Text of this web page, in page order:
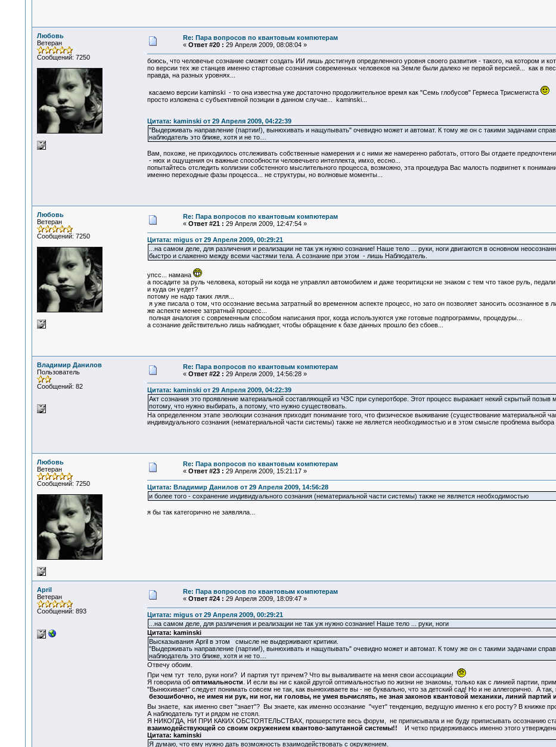
Любовь
Ветеран
Сообщений: 7250
Re: Пара вопросов по квантовым компютерам
« Ответ #20 : 29 Апреля 2009, 08:08:04 »
боюсь, что человечье сознание сможет создать ИИ лишь достигнув определенного уровня своего развития - такого, на котором и
по версии тех же станцев именно стартовые сознания современных человеков на Земле были далеко не первой версией... как в
правда, на разных уровнях...
касаемо версии kaminski - то она известна уже достаточно продолжительное время как "Семь глобусов" Гермеса Трисмегиста
просто изложена с субъективной позиции в данном случае... kaminski...
Цитата: kaminski от 29 Апреля 2009, 04:22:39
"Выдерживать направление (партии!), вынюхивать и нащупывать" очевидно может и автомат. К тому же он с такими задачами
наблюдатель это ближе, хотя и не то…
Вам, похоже, не приходилось отслеживать собственные намерения и с ними же намеренно работать, оттого Вы отдаете
- нюх и ощущения оч важные способности человечьего интеллекта, имхо, ессно...
попытайтесь отследить коллизии собстенного мыслительного процесса, возможно, эта процедура Вас малость подвигнет к
именно переходные фазы процесса... не структуры, но волновые моменты...
Любовь
Ветеран
Сообщений: 7250
Re: Пара вопросов по квантовым компютерам
« Ответ #21 : 29 Апреля 2009, 12:47:54 »
Цитата: migus от 29 Апреля 2009, 00:29:21
...на самом деле, для различения и реализации не так уж нужно сознание! Наше тело ... руки, ноги двигаются в основном
быстро и слаженно между всеми частями тела. А сознание при этом - лишь Наблюдатель.
упсс... намана
а посадите за руль человека, который ни когда не управлял автомобилем и даже теоритицски не знаком с тем что такое руль,
и куда он уедет?
потому не надо таких ляля...
я уже писала о том, что осознание весьма затратный во временном аспекте процесс, но зато он позволяет заносить осознанное
же аспекте менее затратный процесс...
полная аналогия с современным способом написания прог, когда используются уже готовые подпрограммы, процедуры...
а сознание действительно лишь наблюдает, чтобы обращение к базе данных прошло без сбоев...
Владимир Данилов
Пользователь
Сообщений: 82
Re: Пара вопросов по квантовым компютерам
« Ответ #22 : 29 Апреля 2009, 14:56:28 »
Цитата: kaminski от 29 Апреля 2009, 04:22:39
Акт сознания это проявление материальной составляющей из ЧЗС при суперотборе. Этот процесс выражает некий скрытый
потому, что нужно выбирать, а потому, что нужно существовать.
На определенном этапе эволюции сознания приходит понимание того, что физическое выживание (существование материальной
индивидуального сознания (нематериальной части системы) также не является необходимостью и в этом смысле проблема выбора
Любовь
Ветеран
Сообщений: 7250
Re: Пара вопросов по квантовым компютерам
« Ответ #23 : 29 Апреля 2009, 15:21:17 »
Цитата: Владимир Данилов от 29 Апреля 2009, 14:56:28
и более того - сохранение индивидуального сознания (нематериальной части системы) также не является необходимостью
я бы так категорично не заявляла...
April
Ветеран
Сообщений: 893
Re: Пара вопросов по квантовым компютерам
« Ответ #24 : 29 Апреля 2009, 18:09:47 »
Цитата: migus от 29 Апреля 2009, 00:29:21
...на самом деле, для различения и реализации не так уж нужно сознание! Наше тело ... руки, ноги
Цитата: kaminski
Высказывания April в этом смысле не выдерживают критики.
"Выдерживать направление (партии!), вынюхивать и нащупывать" очевидно может и автомат. К тому же он с такими задачами
наблюдатель это ближе, хотя и не то…
Отвечу обоим.
При чем тут тело, руки ноги? И партия тут причем? Что вы вываливаете на меня свои ассоциации!
Я говорила обоптимальности . И если вы ни с какой другой оптимальностью по жизни не знакомы, только как с линией партии,
"Вынюхивает" следует понимать совсем не так, как вынюхиваете вы - не буквально, что за детский сад! Но и не аллегорично. А так,
безошибочно, не имея ни рук, ни ног, ни головы, не умея вычислять, не зная законов квантовой механики, линий партий
Вы знаете, как именно свет "знает"? Вы знаете, как именно осознание "чует" тенденцию, ведущую именно к его росту? В книжке
А наблюдатель тут и рядом не стоял.
Я НИКОГДА, НИ ПРИ КАКИХ ОБСТОЯТЕЛЬСТВАХ, прошерстите весь форум, не приписывала и не буду приписывать осознанию
взаимодействующей со своим окружением квантово-запутанной системы!!
И четко придерживаюсь именно этого
Цитата: kaminski
Я думаю, что ему нужно дать возможность взаимодействовать с окружением.